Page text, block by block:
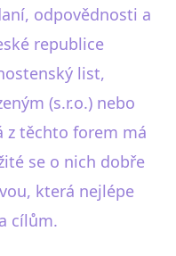
odpovědnosti a
republice
list,
(s.r.o.) nebo
z těchto forem má
se o nich dobře
která nejlépe
cílům.